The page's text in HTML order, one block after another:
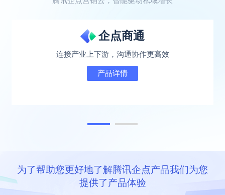
企点商通
连接产业上下游，沟通协作更高效
产品详情
为了帮助您更好地了解腾讯企点产品我们为您
提供了产品体验